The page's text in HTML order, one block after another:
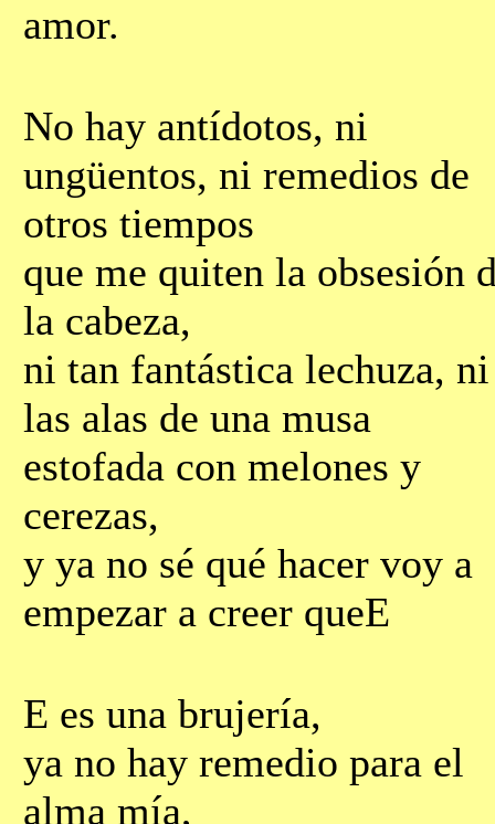
amor.
No hay antídotos, ni
ungüentos, ni remedios de
otros tiempos
que me quiten la obsesión
la cabeza,
ni tan fantástica lechuza, ni
las alas de una musa
estofada con melones y
cerezas,
y ya no sé qué hacer voy a
empezar a creer queЕ
Е es una brujería,
ya no hay remedio para el
alma mía,